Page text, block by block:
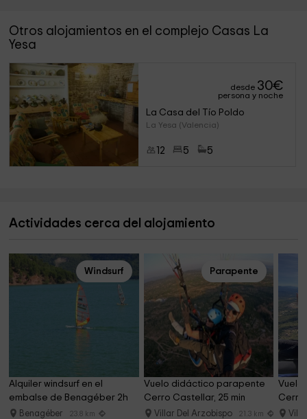
Otros alojamientos en el complejo Casas La
Yesa
desde 30€
persona y noche
La Casa del Tío Poldo
La Yesa (Valencia)
12 5 5
Actividades cerca del alojamiento
Windsurf
Alquiler windsurf en el
embalse de Benagéber 2h
Benagéber 23.8 km
Parapente
Vuelo didáctico parapente
Cerro Castellar, 25 min
Villar Del Arzobispo 21.3 km
Vuelo
Cerro